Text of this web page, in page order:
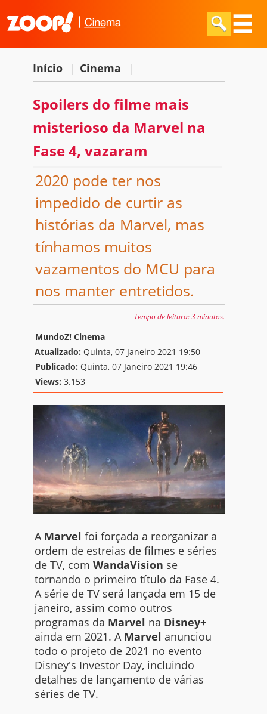
Início | Cinema |
Spoilers do filme mais
misterioso da Marvel na
Fase 4, vazaram
2020 pode ter nos
impedido de curtir as
histórias da Marvel, mas
tínhamos muitos
vazamentos do MCU para
nos manter entretidos.
Tempo de leitura:3 minutos.
MundoZ! Cinema
Atualizado: Quinta, 07 Janeiro 2021 19:50
Publicado: Quinta, 07 Janeiro 2021 19:46
Views: 3.153
A Marvel foi forçada a reorganizar a
ordem de estreias de filmes e séries
de TV, com WandaVision se
tornando o primeiro título da Fase 4.
A série de TV será lançada em 15 de
janeiro, assim como outros
programas da Marvel na Disney+
ainda em 2021. A Marvel anunciou
todo o projeto de 2021 no evento
Disney's Investor Day, incluindo
detalhes de lançamento de várias
séries de TV.